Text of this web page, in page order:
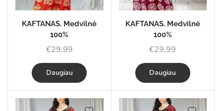
KAFTANAS. Medvilnė
100%
€29,99
Daugiau
KAFTANAS. Medvilnė
100%
€29,99
Daugiau